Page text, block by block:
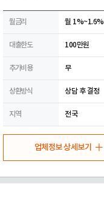
월금리 월 1%~1.6%
대출한도 100만원
추가비용 무
상환방식 상담 후 결정
지역 전국
업체정보 상세보기